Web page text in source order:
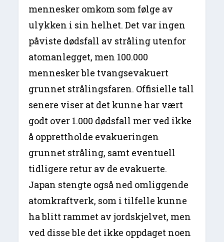
mennesker omkom som følge av
ulykken i sin helhet. Det var ingen
påviste dødsfall av stråling utenfor
atomanlegget, men 100.000
mennesker ble tvangsevakuert
grunnet strålingsfaren. Offisielle tall
senere viser at det kunne har vært
godt over 1.000 dødsfall mer ved ikke
å opprettholde evakueringen
grunnet stråling, samt eventuell
tidligere retur av de evakuerte.
Japan stengte også ned omliggende
atomkraftverk, som i tilfelle kunne
ha blitt rammet av jordskjelvet, men
ved disse ble det ikke oppdaget noen